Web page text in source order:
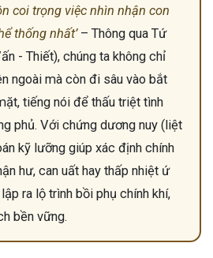
coi trọng việc nhìn nhận con
thống nhất’– Thông qua Tứ
- Thiết), chúng ta không chỉ
ngoài mà còn đi sâu vào bắt
tiếng nói để thấu triệt tình
phủ. Với chứng dương nuy (liệt
kỹ lưỡng giúp xác định chính
hư, can uất hay thấp nhiệt ứ
ra lộ trình bồi phụ chính khí,
bền vững.